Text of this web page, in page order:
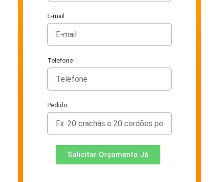
E-mail
Telefone
Pedido
Solicitar Orçamento Já